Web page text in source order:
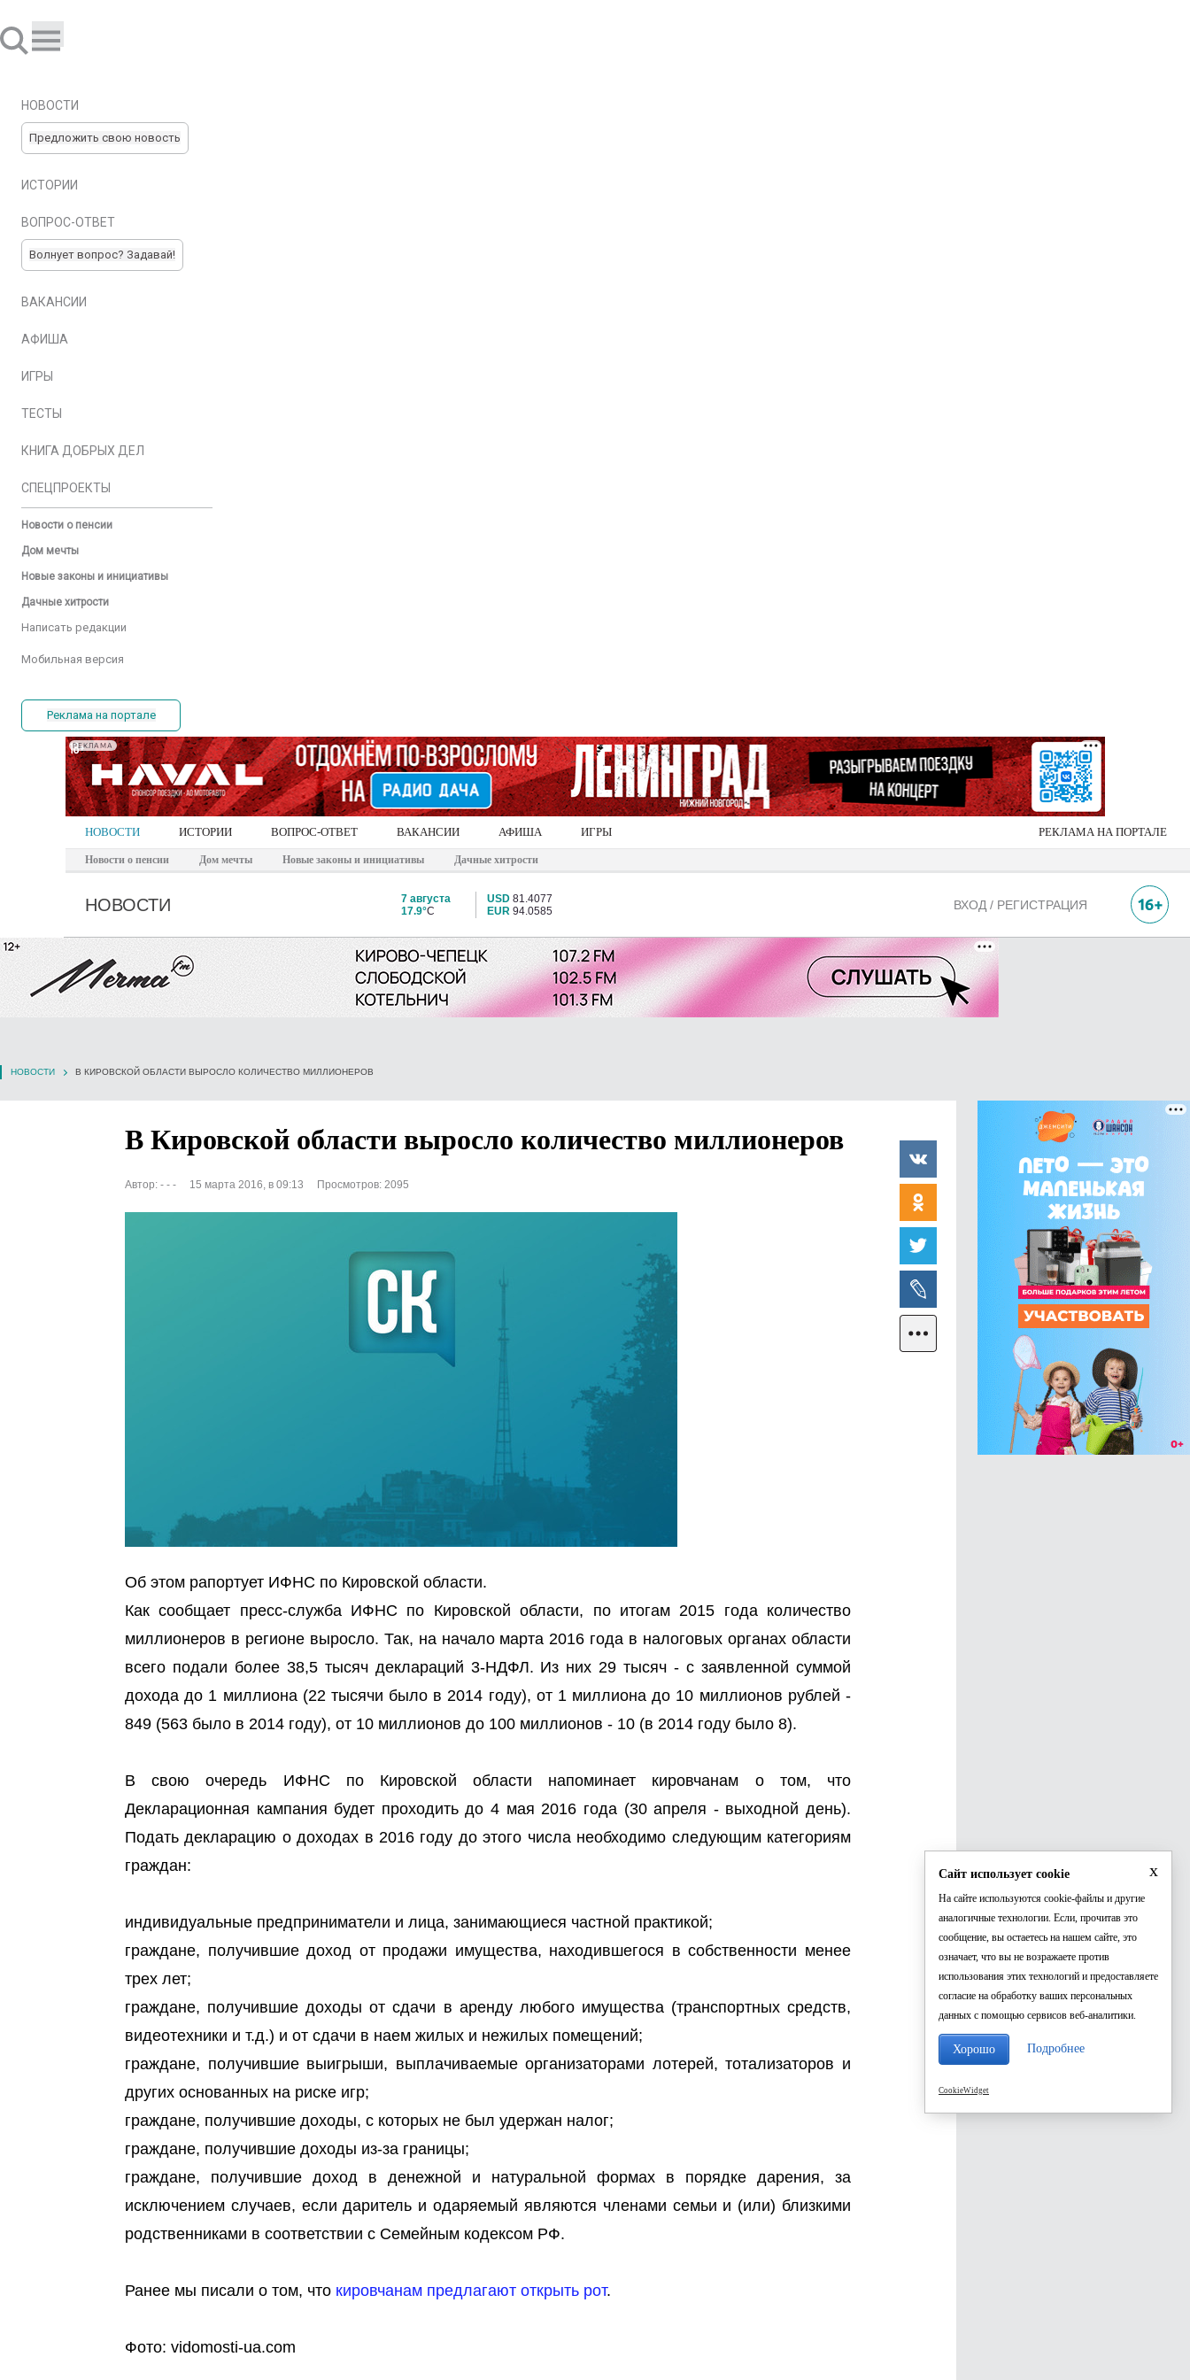
НОВОСТИ
Предложить свою новость
ИСТОРИИ
ВОПРОС-ОТВЕТ
Волнует вопрос? Задавай!
ВАКАНСИИ
АФИША
ИГРЫ
ТЕСТЫ
КНИГА ДОБРЫХ ДЕЛ
СПЕЦПРОЕКТЫ
Новости о пенсии
Дом мечты
Новые законы и инициативы
Дачные хитрости
Написать редакции
Мобильная версия
Реклама на портале
РЕКЛАМА
НОВОСТИ ИСТОРИИ ВОПРОС-ОТВЕТ ВАКАНСИИ АФИША ИГРЫ РЕКЛАМА НА ПОРТАЛЕ
Новости о пенсии Дом мечты Новые законы и инициативы Дачные хитрости
НОВОСТИ
7 августа
17.9°C
USD 81.4077
EUR 94.0585 ВХОД / РЕГИСТРАЦИЯ
НОВОСТИ В КИРОВСКОЙ ОБЛАСТИ ВЫРОСЛО КОЛИЧЕСТВО МИЛЛИОНЕРОВ
В Кировской области выросло количество миллионеров
Автор: - - - 15 марта 2016, в 09:13 Просмотров: 2095
Об этом рапортует ИФНС по Кировской области.
Как сообщает пресс-служба ИФНС по Кировской области, по итогам 2015 года количество
миллионеров в регионе выросло. Так, на начало марта 2016 года в налоговых органах области
всего подали более 38,5 тысяч деклараций 3-НДФЛ. Из них 29 тысяч - с заявленной суммой
дохода до 1 миллиона (22 тысячи было в 2014 году), от 1 миллиона до 10 миллионов рублей -
849 (563 было в 2014 году), от 10 миллионов до 100 миллионов - 10 (в 2014 году было 8).
В свою очередь ИФНС по Кировской области напоминает кировчанам о том, что
Декларационная кампания будет проходить до 4 мая 2016 года (30 апреля - выходной день).
Подать декларацию о доходах в 2016 году до этого числа необходимо следующим категориям
граждан:
индивидуальные предприниматели и лица, занимающиеся частной практикой;
граждане, получившие доход от продажи имущества, находившегося в собственности менее
трех лет;
граждане, получившие доходы от сдачи в аренду любого имущества (транспортных средств,
видеотехники и т.д.) и от сдачи в наем жилых и нежилых помещений;
граждане, получившие выигрыши, выплачиваемые организаторами лотерей, тотализаторов и
других основанных на риске игр;
граждане, получившие доходы, с которых не был удержан налог;
граждане, получившие доходы из-за границы;
граждане, получившие доход в денежной и натуральной формах в порядке дарения, за
исключением случаев, если даритель и одаряемый являются членами семьи и (или) близкими
родственниками в соответствии с Семейным кодексом РФ.
Ранее мы писали о том, что кировчанам предлагают открыть рот.
Фото: vidomosti-ua.com
x
Сайт использует cookie
На сайте используются cookie-файлы и другие
аналогичные технологии. Если, прочитав это
сообщение, вы остаетесь на нашем сайте, это
означает, что вы не возражаете против
использования этих технологий и предоставляете
согласие на обработку ваших персональных
данных с помощью сервисов веб-аналитики.
Хорошо Подробнее
CookieWidget